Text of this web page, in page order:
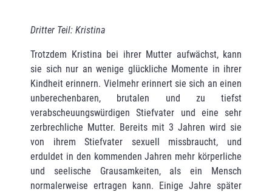
Dritter Teil: Kristina
Trotzdem Kristina bei ihrer Mutter aufwächst, kann
sie sich nur an wenige glückliche Momente in ihrer
Kindheit erinnern. Vielmehr erinnert sie sich an einen
unberechenbaren, brutalen und zu tiefst
verabscheuungswürdigen Stiefvater und eine sehr
zerbrechliche Mutter. Bereits mit 3 Jahren wird sie
von ihrem Stiefvater sexuell missbraucht, und
erduldet in den kommenden Jahren mehr körperliche
und seelische Grausamkeiten, als ein Mensch
normalerweise ertragen kann. Einige Jahre später